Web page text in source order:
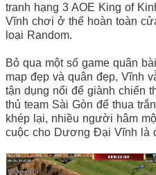
tranh hạng 3 AOE King of
Vĩnh chơi ở thế hoàn toàn
loại Random.
Bỏ qua một số game quân
map đẹp và quân đẹp, Vĩnh
tận dụng nổi để giành chiến
thủ team Sài Gòn để thua
khép lại, nhiều người hâm
cuộc cho Dương Đại Vĩnh là